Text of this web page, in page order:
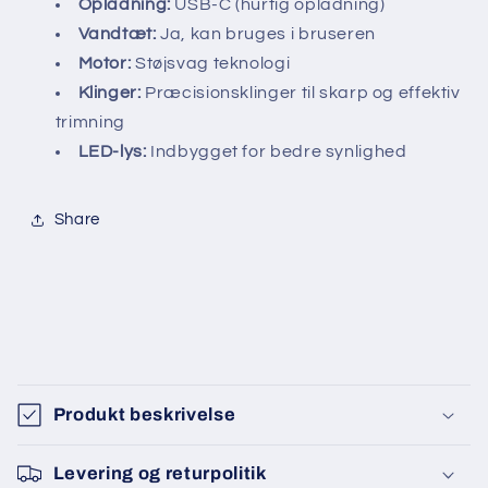
Opladning: USB-C (hurtig opladning)
Vandtæt: Ja, kan bruges i bruseren
Motor: Støjsvag teknologi
Klinger: Præcisionsklinger til skarp og effektiv
trimning
LED-lys: Indbygget for bedre synlighed
Share
n
d
h
Produkt beskrivelse
Levering og returpolitik